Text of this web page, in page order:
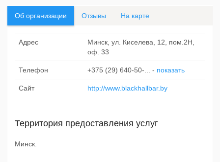
Об организации Отзывы На карте
Адрес
Минск, ул. Киселева, 12, пом.2Н,
оф. 33
Телефон +375 (29) 640-50-... - показать
Сайт http://www.blackhallbar.by
Территория предоставления услуг
Минск.